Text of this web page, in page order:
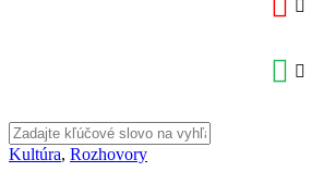
Kultúra, Rozhovory